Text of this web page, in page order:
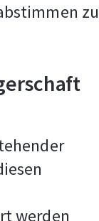
zu
werden